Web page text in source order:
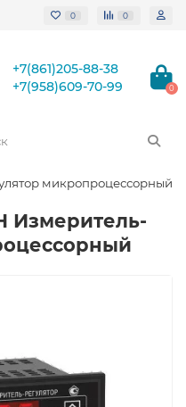
0 0
+7(861)205-88-38
+7(958)609-70-99
0
микропроцессорный
Измеритель-